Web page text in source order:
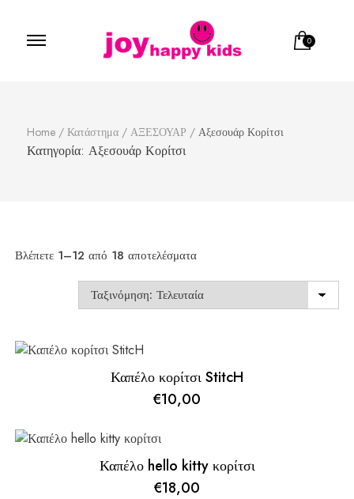
0
Home / Κατάστημα / ΑΞΕΣΟΥΑΡ / Αξεσουάρ Κορίτσι
Κατηγορία: Αξεσουάρ Κορίτσι
Βλέπετε 1–12 από 18 αποτελέσματαSorted
latest
Καπέλο κορίτσι StitcH
€10,00
Καπέλο hello kitty κορίτσι
€18,00